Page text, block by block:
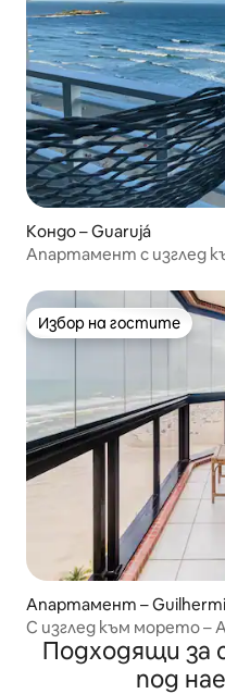
Кондо – Guarujá
Апартамент с изглед
Избор на гостите
Избор на гостите
Апартамент –
С изглед към морето –
гледка – 210 м²
Подходящи за
под